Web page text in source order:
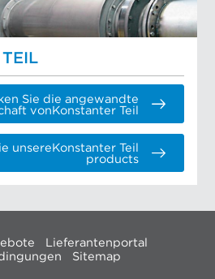
Sie die angewandte
vonKonstanter Teil
unsereKonstanter Teil
products
Lieferantenportal
Sitemap